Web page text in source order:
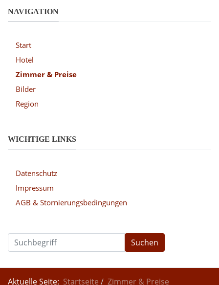
NAVIGATION
Start
Hotel
Zimmer & Preise
Bilder
Region
WICHTIGE LINKS
Datenschutz
Impressum
AGB & Stornierungsbedingungen
Suchen
Aktuelle Seite: Startseite Zimmer & Preise